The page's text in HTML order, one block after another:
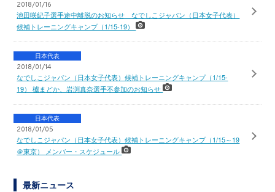
2018/01/16
池田咲紀子選手途中離脱のお知らせ なでしこジャパン（日本女子代表）
候補トレーニングキャンプ（1/15-19）
日本代表
2018/01/14
なでしこジャパン（日本女子代表）候補トレーニングキャンプ（1/15-
19） 櫨まどか、岩渕真奈選手不参加のお知らせ
日本代表
2018/01/05
なでしこジャパン（日本女子代表）候補トレーニングキャンプ（1/15～19
＠東京） メンバー・スケジュール
最新ニュース